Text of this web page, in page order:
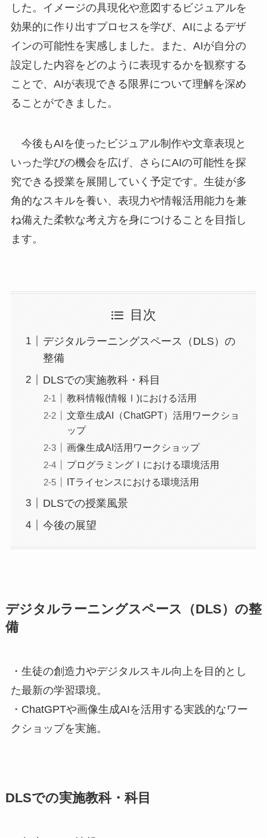
した。イメージの具現化や意図するビジュアルを
効果的に作り出すプロセスを学び、AIによるデザ
インの可能性を実感しました。また、AIが自分の
設定した内容をどのように表現するかを観察する
ことで、AIが表現できる限界について理解を深め
ることができました。
今後もAIを使ったビジュアル制作や文章表現と
いった学びの機会を広げ、さらにAIの可能性を探
究できる授業を展開していく予定です。生徒が多
角的なスキルを養い、表現力や情報活用能力を兼
ね備えた柔軟な考え方を身につけることを目指し
ます。
目次
デジタルラーニングスペース（DLS）の
整備
DLSでの実施教科・科目
教科情報(情報Ⅰ)における活用
文章生成AI（ChatGPT）活用ワークショ
ップ
画像生成AI活用ワークショップ
プログラミングⅠにおける環境活用
ITライセンスにおける環境活用
DLSでの授業風景
今後の展望
デジタルラーニングスペース（DLS）の整
備
・生徒の創造力やデジタルスキル向上を目的とし
た最新の学習環境。
・ChatGPTや画像生成AIを活用する実践的なワー
クショップを実施。
DLSでの実施教科・科目